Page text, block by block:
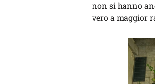
non si hanno
vero a maggior